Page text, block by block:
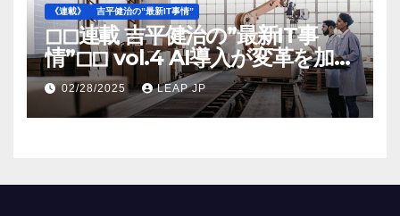
《連載》 吉平健治の”最新IT事情”
◻︎◻︎連載 吉平健治の”最新IT事
情”◻︎◻︎ vol.4 AI導入が変革を加速
する米国製造業の最前線
02/28/2025 LEAP JP